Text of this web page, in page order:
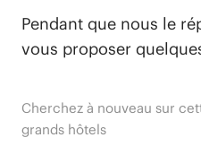
Pendant que nous le
vous proposer
Cherchez à nouveau sur
grands hôtels